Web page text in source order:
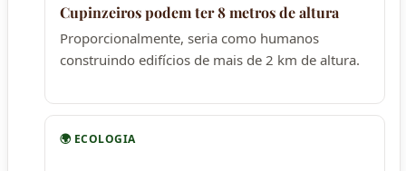
Cupinzeiros podem ter 8 metros de altura
Proporcionalmente, seria como humanos
construindo edifícios de mais de 2 km de altura.
🌍 ECOLOGIA